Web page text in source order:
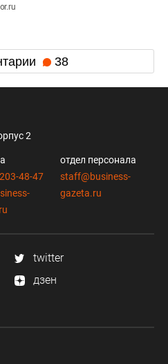
38
2
48-47
отдел персонала
staff@business-
gazeta.ru
twitter
дзен